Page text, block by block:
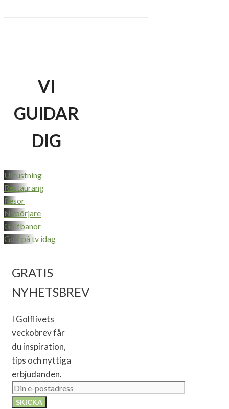
VI
GUIDAR
DIG
Utrustning
Restaurang
Resor
Nybörjare
Golfbanor
Golf på tv idag
GRATIS
NYHETSBREV
I Golflivets
veckobrev får
du inspiration,
tips och nyttiga
erbjudanden.